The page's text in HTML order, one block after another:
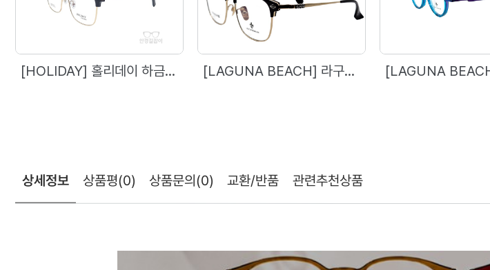
[HOLIDAY] 홀리데이 하금테 - 58048 (57) [LAGUNA BEACH] 라구나비치 - 2068 (53)
상세정보 상품평(0) 상품문의(0) 교환/반품 관련추천상품